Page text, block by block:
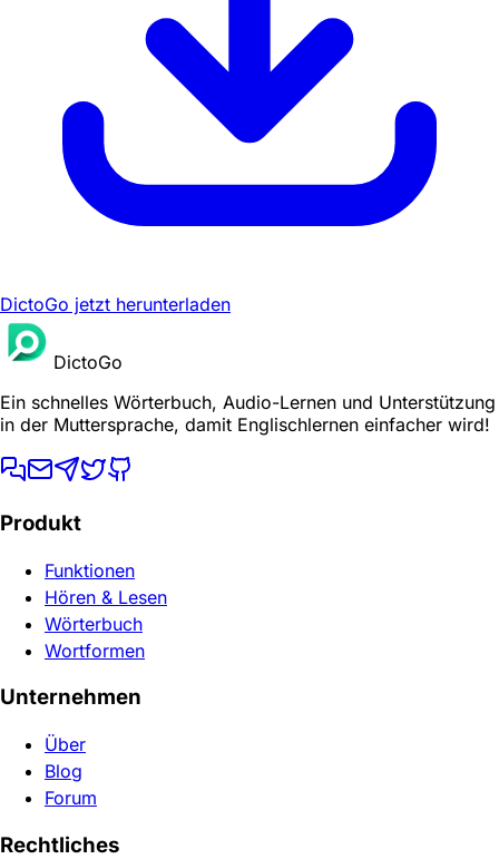
DictoGo jetzt herunterladen
DictoGo
Ein schnelles Wörterbuch, Audio-Lernen und Unterstützung
in der Muttersprache, damit Englischlernen einfacher wird!
Produkt
Funktionen
Hören & Lesen
Wörterbuch
Wortformen
Unternehmen
Über
Blog
Forum
Rechtliches